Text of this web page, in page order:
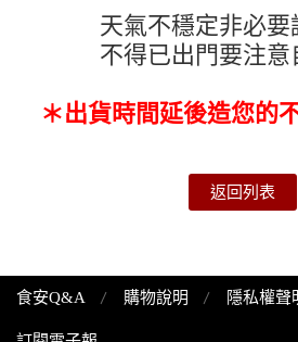
天氣不穩定非必要
不得已出門要注意
＊出貨時間延後造您的
返回列表
食安Q&A 購物說明 隱私權聲